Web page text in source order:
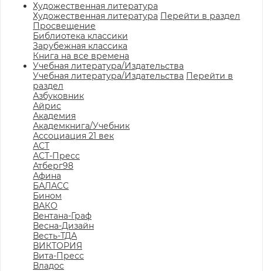
Художественная литература
Художественная литература Перейти в раздел
Просвещение
Библиотека классики
Зарубежная классика
Книга на все времена
Учебная литература/Издательства
Учебная литература/Издательства Перейти в
раздел
Азбуковник
Айрис
Академия
Академкнига/Учебник
Ассоциация 21 век
АСТ
АСТ-Пресс
Атберг98
Афина
БАЛАСС
Бином
ВАКО
Вентана-Граф
Весна-Дизайн
Весть-ТДА
ВИКТОРИЯ
Вита-Пресс
Владос